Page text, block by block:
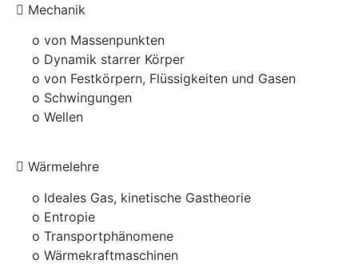
Mechanik
o von Massenpunkten
o Dynamik starrer Körper
o von Festkörpern, Flüssigkeiten und Gasen
o Schwingungen
o Wellen
Wärmelehre
o Ideales Gas, kinetische Gastheorie
o Entropie
o Transportphänomene
o Wärmekraftmaschinen